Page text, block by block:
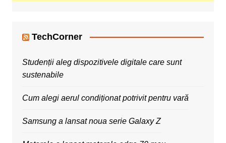
TechCorner
Studenții aleg dispozitivele digitale care sunt
sustenabile
Cum alegi aerul condiționat potrivit pentru vară
Samsung a lansat noua serie Galaxy Z